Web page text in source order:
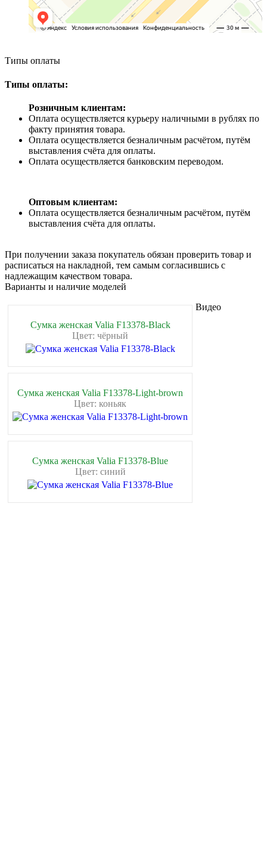
Типы оплаты
Типы оплаты:
Розничным клиентам:
Оплата осуществляется курьеру наличными в рублях по
факту принятия товара.
Оплата осуществляется безналичным расчётом, путём
выставления счёта для оплаты.
Оплата осуществляется банковским переводом.
Оптовым клиентам:
Оплата осуществляется безналичным расчётом, путём
выставления счёта для оплаты.
При получении заказа покупатель обязан проверить товар и
расписаться на накладной, тем самым согласившись с
надлежащим качеством товара.
Варианты и наличие моделей
Сумка женская Valia F13378-Black
Цвет: чёрный
Сумка женская Valia F13378-Light-brown
Цвет: коньяк
Сумка женская Valia F13378-Blue
Цвет: синий
Видео